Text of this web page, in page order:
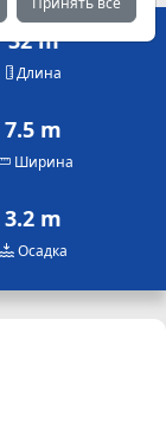
32 m
Длина
7.5 m
Ширина
3.2 m
Осадка